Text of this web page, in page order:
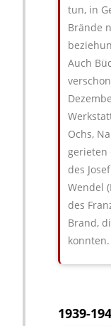
tun, in
Brände
Auch
Ochs,
gerieten
des
Wendel
des
Brand,
konnten.
1939-